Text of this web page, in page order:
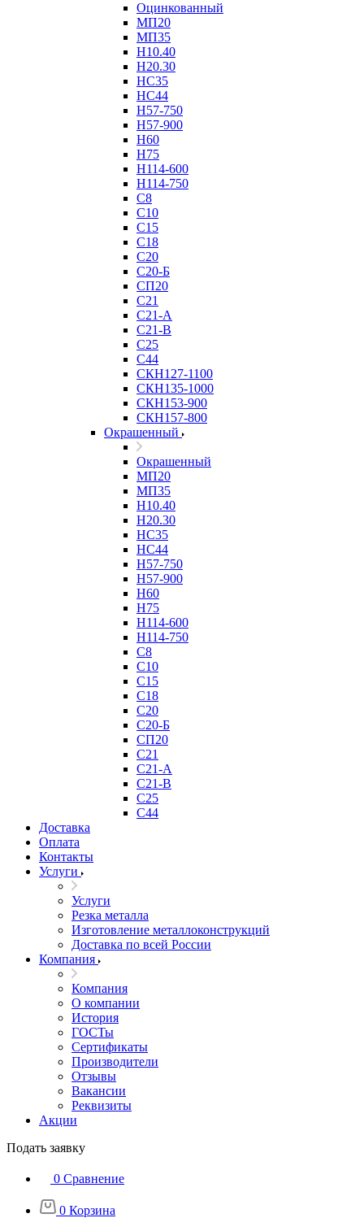
Оцинкованный
МП20
МП35
Н10.40
Н20.30
НС35
НС44
Н57-750
Н57-900
Н60
Н75
Н114-600
Н114-750
С8
С10
С15
С18
С20
С20-Б
СП20
С21
С21-А
С21-В
С25
С44
СКН127-1100
СКН135-1000
СКН153-900
СКН157-800
Окрашенный
Окрашенный
МП20
МП35
Н10.40
Н20.30
НС35
НС44
Н57-750
Н57-900
Н60
Н75
Н114-600
Н114-750
С8
С10
С15
С18
С20
С20-Б
СП20
С21
С21-А
С21-В
С25
С44
Доставка
Оплата
Контакты
Услуги
Услуги
Резка металла
Изготовление металлоконструкций
Доставка по всей России
Компания
Компания
О компании
История
ГОСТы
Сертификаты
Производители
Отзывы
Вакансии
Реквизиты
Акции
Подать заявку
0 Сравнение
0 Корзина